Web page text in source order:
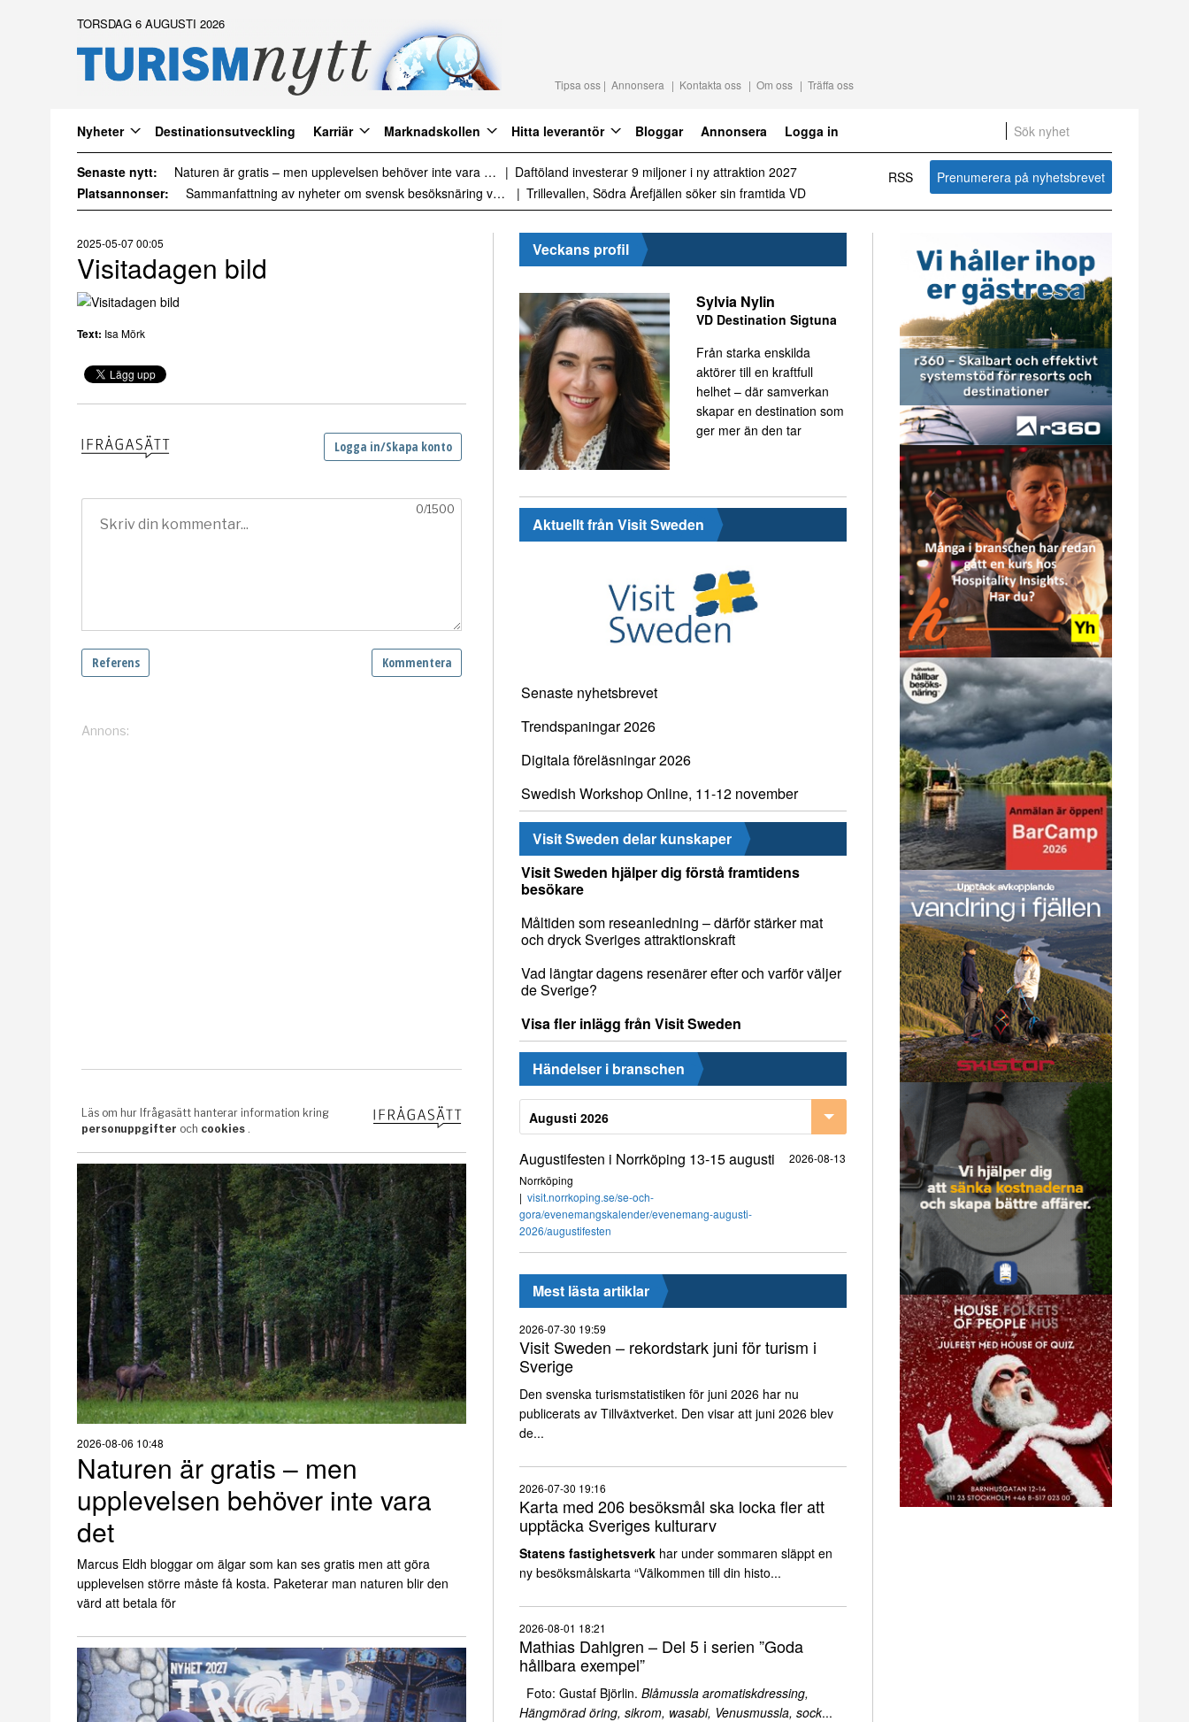
TORSDAG 6 AUGUSTI 2026
Tipsa oss Annonsera Kontakta oss Om oss Träffa oss
Nyheter Destinationsutveckling Karriär Marknadskollen Hitta leverantör Bloggar Annonsera Logga in
Senaste nytt: Det är inte för många turister. Det är för lite styrning
Sammanfattning av nyheter om svensk besöksnäring vecka 31 2026
Platsannonser:
Sammanfattning av nyheter om svensk besöksnäring vecka 28 2026
RSS Prenumerera på nyhetsbrevet
2025-05-07 00:05
Visitadagen bild
Text: Isa Mörk
2026-08-06 10:48
Naturen är gratis – men
upplevelsen behöver inte vara
det
Marcus Eldh bloggar om älgar som kan ses gratis men att göra
upplevelsen större måste få kosta. Paketerar man naturen blir den
värd att betala för
Veckans profil
Sylvia Nylin
VD Destination Sigtuna
Från starka enskilda
aktörer till en kraftfull
helhet – där samverkan
skapar en destination som
ger mer än den tar
Aktuellt från Visit Sweden
Senaste nyhetsbrevet
Trendspaningar 2026
Digitala föreläsningar 2026
Swedish Workshop Online, 11-12 november
Visit Sweden delar kunskaper
Visit Sweden hjälper dig förstå framtidens
besökare
Måltiden som reseanledning – därför stärker mat
och dryck Sveriges attraktionskraft
Vad längtar dagens resenärer efter och varför väljer
de Sverige?
Visa fler inlägg från Visit Sweden
Händelser i branschen
Augusti 2026
Augustifesten i Norrköping 13-15 augusti
2026-08-13
Norrköping
visit.norrkoping.se/se-och-
gora/evenemangskalender/evenemang-augusti-
2026/augustifesten
Mest lästa artiklar
2026-07-30 19:59
Visit Sweden – rekordstark juni för turism i
Sverige
Den svenska turismstatistiken för juni 2026 har nu
publicerats av Tillväxtverket. Den visar att juni 2026 blev
de...
2026-07-30 19:16
Karta med 206 besöksmål ska locka fler att
upptäcka Sveriges kulturarv
Statens fastighetsverk har under sommaren släppt en
ny besöksmålskarta “Välkommen till din histo...
2026-08-01 18:21
Mathias Dahlgren – Del 5 i serien ”Goda
hållbara exempel”
Foto: Gustaf Björlin. Blåmussla aromatiskdressing,
Hängmörad öring, sikrom, wasabi, Venusmussla, sock...